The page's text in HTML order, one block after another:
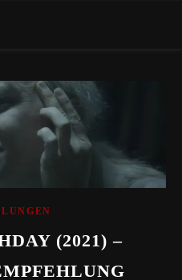
(2021) –